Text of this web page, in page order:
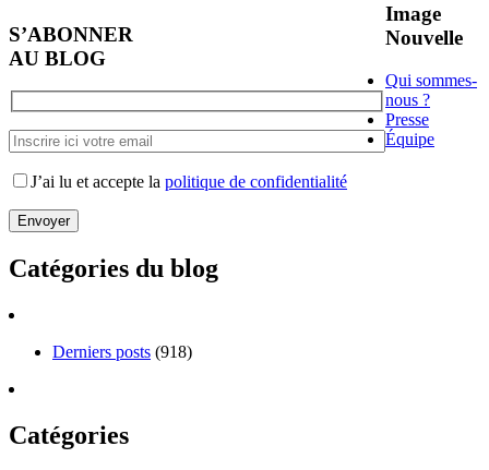
S’ABONNER
AU BLOG
J’ai lu et accepte la politique de confidentialité
Catégories du blog
Derniers posts (918)
Catégories
Image
Nouvelle
Qui sommes-
nous ?
Presse
Équipe